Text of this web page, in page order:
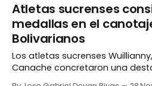
Atletas sucrenses
medallas en el
Bolivarianos
Los atletas sucrenses
Canache concretaron una